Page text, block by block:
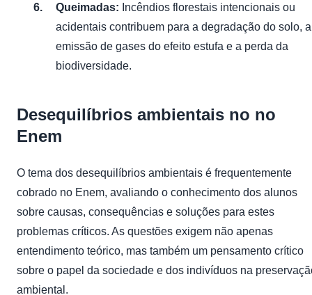
Queimadas: Incêndios florestais intencionais ou
acidentais contribuem para a degradação do solo, a
emissão de gases do efeito estufa e a perda da
biodiversidade.
Desequilíbrios ambientais no no
Enem
O tema dos desequilíbrios ambientais é frequentemente
cobrado no Enem, avaliando o conhecimento dos alunos
sobre causas, consequências e soluções para estes
problemas críticos. As questões exigem não apenas
entendimento teórico, mas também um pensamento crítico
sobre o papel da sociedade e dos indivíduos na
ambiental.